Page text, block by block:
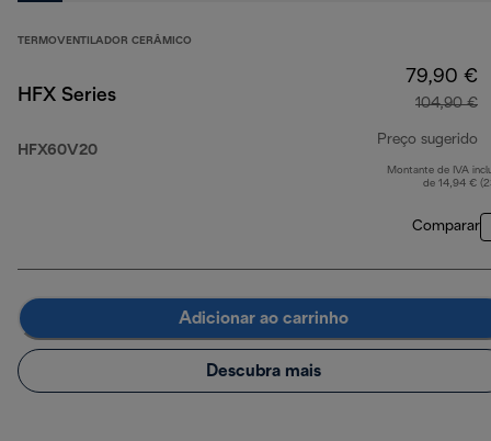
TERMOVENTILADOR CERÂMICO
HFX Series
HFX60V20
79,90 €
104,90 €
Preço sugerido
Montante de IVA
de 14,94 €
Comparar
Adicionar ao carrinho
Descubra mais